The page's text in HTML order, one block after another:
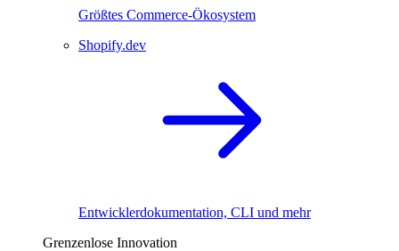
Größtes Commerce-Ökosystem
Shopify.dev
Entwicklerdokumentation, CLI und mehr
Grenzenlose Innovation